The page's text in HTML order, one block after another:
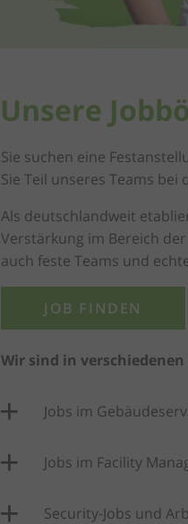
Unsere
Sie suchen eine
Sie Teil unseres Teams bei
Als deutschlandweit
Verstärkung im Bereich
auch feste Teams und
JOB FINDEN
Wir sind in
Jobs im
Jobs im Facility
Security-Jobs und